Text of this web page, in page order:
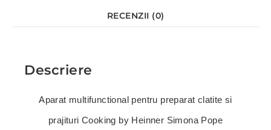
RECENZII (0)
Descriere
Aparat multifunctional pentru preparat clatite si
prajituri Cooking by Heinner Simona Pope